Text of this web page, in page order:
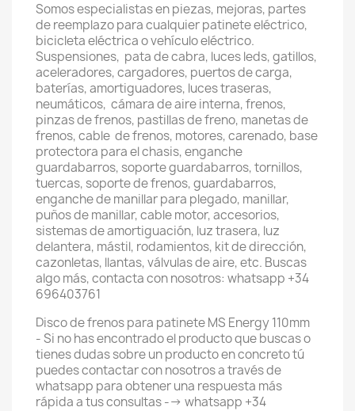
Somos especialistas en piezas, mejoras, partes
de reemplazo para cualquier patinete eléctrico,
bicicleta eléctrica o vehículo eléctrico.
Suspensiones, pata de cabra, luces leds, gatillos,
aceleradores, cargadores, puertos de carga,
baterías, amortiguadores, luces traseras,
neumáticos, cámara de aire interna, frenos,
pinzas de frenos, pastillas de freno, manetas de
frenos, cable de frenos, motores, carenado, base
protectora para el chasis, enganche
guardabarros, soporte guardabarros, tornillos,
tuercas, soporte de frenos, guardabarros,
enganche de manillar para plegado, manillar,
puños de manillar, cable motor, accesorios,
sistemas de amortiguación, luz trasera, luz
delantera, mástil, rodamientos, kit de dirección,
cazonletas, llantas, válvulas de aire, etc. Buscas
algo más, contacta con nosotros: whatsapp +34
696403761
Disco de frenos para patinete MS Energy 110mm
- Si no has encontrado el producto que buscas o
tienes dudas sobre un producto en concreto tú
puedes contactar con nosotros a través de
whatsapp para obtener una respuesta más
rápida a tus consultas --> whatsapp +34